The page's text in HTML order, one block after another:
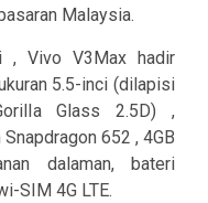
Malaysia.
, Vivo V3Max hadir
5.5-inci (dilapisi
Glass 2.5D) ,
652 , 4GB
dalaman, bateri
SIM 4G LTE.